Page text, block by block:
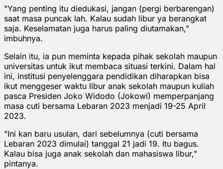
"Yang penting itu diedukasi, jangan (pergi berbarengan)
saat masa puncak lah. Kalau sudah libur ya berangkat
saja. Keselamatan juga harus paling diutamakan,"
imbuhnya.
Selain itu, ia pun meminta kepada pihak sekolah maupun
universitas untuk ikut membaca situasi terkini. Dalam hal
ini, institusi penyelenggara pendidikan diharapkan bisa
ikut menggeser waktu libur anak sekolah maupun kuliah
pasca Presiden Joko Widodo (Jokowi) memperpanjang
masa cuti bersama Lebaran 2023 menjadi 19-25 April
2023.
"Ini kan baru usulan, dari sebelumnya (cuti bersama
Lebaran 2023 dimulai) tanggal 21 jadi 19. Itu bagus.
Kalau bisa juga anak sekolah dan mahasiswa libur,"
pintanya.